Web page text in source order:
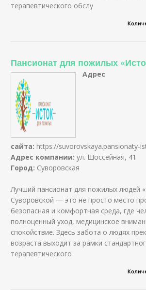
терапевтического обслу
Пансионат для пожилых
Адрес
сайта: https://suvorovskaya.pansionaty-
Адрес компании:ул. Шоссейная, 41
Город: Суворовская
Лучший пансионат для пожилых людей
Суворовской — это не просто место
безопасная и комфортная среда, где
полноценный уход, медицинское
спокойствие. Здесь забота о людях
возраста выходит за рамки
терапевтического